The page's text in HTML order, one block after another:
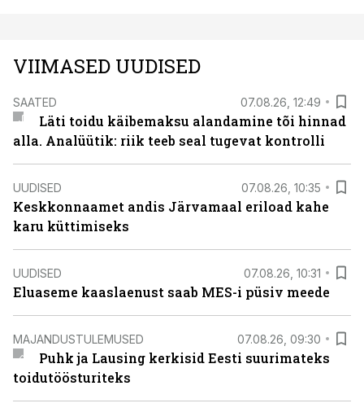
VIIMASED UUDISED
SAATED 07.08.26, 12:49
Läti toidu käibemaksu alandamine tõi hinnad
alla. Analüütik: riik teeb seal tugevat kontrolli
UUDISED 07.08.26, 10:35
Keskkonnaamet andis Järvamaal eriload kahe
karu küttimiseks
UUDISED 07.08.26, 10:31
Eluaseme kaaslaenust saab MES-i püsiv meede
MAJANDUSTULEMUSED 07.08.26, 09:30
Puhk ja Lausing kerkisid Eesti suurimateks
toidutöösturiteks